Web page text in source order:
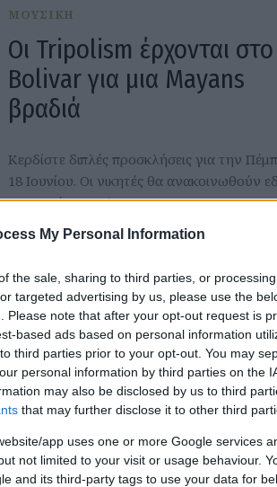
My Personal Information
the sale, sharing to third parties, or
targeted advertising by us, please use the
Please note that after your opt-out request is
based ads based on personal information
third parties prior to your opt-out. You may
personal information by third parties on the
may also be disclosed by us to third
that may further disclose it to other third
app uses one or more Google services
not limited to your visit or usage behaviour.
and its third-party tags to use your data for
ΜΟΥΣΙΚΗ
Οι Tripolism έρχονται στο
Bolivar για μια Mayans
βραδιά
Κερδίστε διπλές προσκλήσεις για την
18 Ιουνίου. Οι νικητές θα ανακοινωθούν
την Τετάρτη 17/6.
ΘΕΑΤΡΟ/ΧΟΡΟΣ
Ιφιγένεια η εν Αυλίδι: Ο
Σάββας Στρούμπος
σκηνοθετεί στο Θέατρο
Βράχων